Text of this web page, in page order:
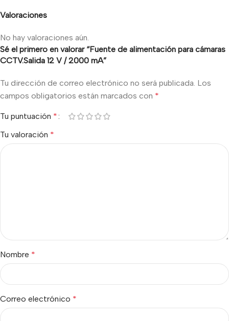
Valoraciones
No hay valoraciones aún.
Sé el primero en valorar “Fuente de alimentación para cámaras
CCTV.Salida 12 V / 2000 mA”
Tu dirección de correo electrónico no será publicada. Los
campos obligatorios están marcados con *
Tu puntuación *
Tu valoración *
Nombre *
Correo electrónico *